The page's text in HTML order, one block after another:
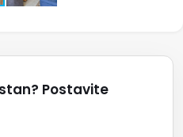
Postavite